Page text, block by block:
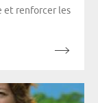
et renforcer les